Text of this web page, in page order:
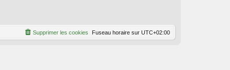
Fuseau horaire sur UTC+02:00
Supprimer les cookies